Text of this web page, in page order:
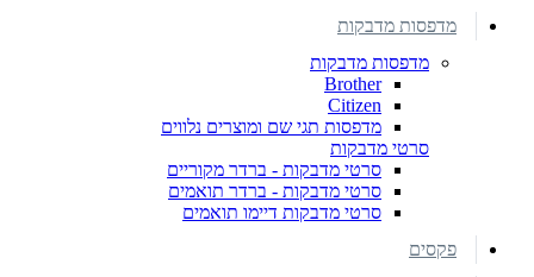
מדפסות מדבקות
מדפסות מדבקות
Brother
Citizen
מדפסות תגי שם ומוצרים נלווים
סרטי מדבקות
סרטי מדבקות - ברדר מקוריים
סרטי מדבקות - ברדר תואמים
סרטי מדבקות דיימו תואמים
פקסים